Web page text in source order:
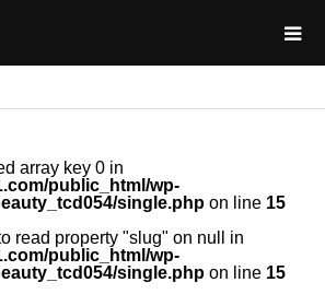
array key 0 in
public_html/wp-
single.php on line 15
read property "slug" on null in
public_html/wp-
single.php on line 15